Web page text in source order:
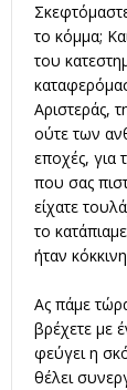
το κόμμα;
του
Αριστεράς,
ούτε των
εποχές, για
που σας
είχατε
το
ήταν
Ας πάμε
βρέχετε με
φεύγει η
θέλει